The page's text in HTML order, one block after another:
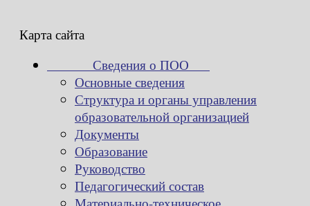
Карта сайта
Сведения о ПОО
Основные сведения
Структура и органы управления
образовательной организацией
Документы
Образование
Руководство
Педагогический состав